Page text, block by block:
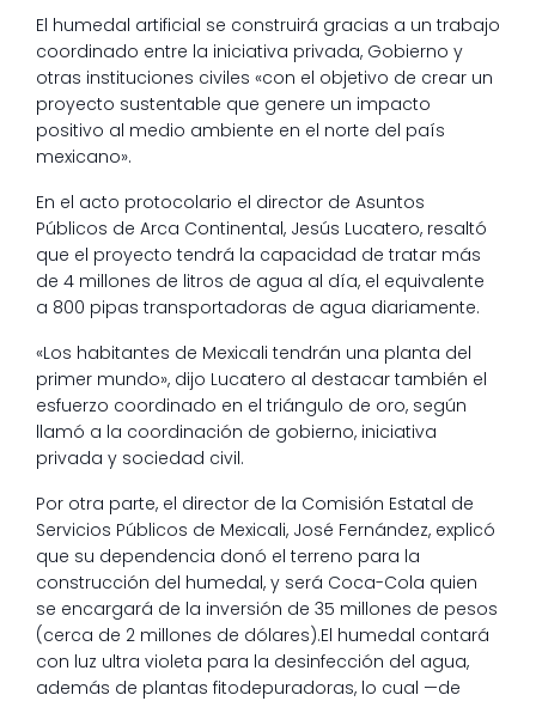
El humedal artificial se construirá gracias a un trabajo
coordinado entre la iniciativa privada, Gobierno y
otras instituciones civiles «con el objetivo de crear un
proyecto sustentable que genere un impacto
positivo al medio ambiente en el norte del país
mexicano».
En el acto protocolario el director de Asuntos
Públicos de Arca Continental, Jesús Lucatero, resaltó
que el proyecto tendrá la capacidad de tratar más
de 4 millones de litros de agua al día, el equivalente
a 800 pipas transportadoras de agua diariamente.
«Los habitantes de Mexicali tendrán una planta del
primer mundo», dijo Lucatero al destacar también el
esfuerzo coordinado en el triángulo de oro, según
llamó a la coordinación de gobierno, iniciativa
privada y sociedad civil.
Por otra parte, el director de la Comisión Estatal de
Servicios Públicos de Mexicali, José Fernández, explicó
que su dependencia donó el terreno para la
construcción del humedal, y será Coca-Cola quien
se encargará de la inversión de 35 millones de pesos
(cerca de 2 millones de dólares).El humedal contará
con luz ultra violeta para la desinfección del agua,
además de plantas fitodepuradoras, lo cual —de